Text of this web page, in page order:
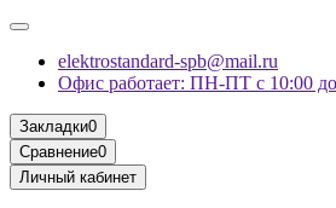
elektrostandard-spb@mail.ru
Офис работает: ПН-ПТ с 10:00
Закладки0
Сравнение0
Личный кабинет